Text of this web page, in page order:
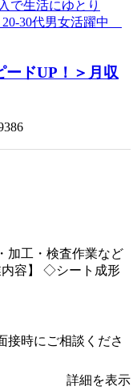
ードUP！＞月収
加工・検査作業など
容】 ◇シート成形
接時にご相談くださ
詳細を表示